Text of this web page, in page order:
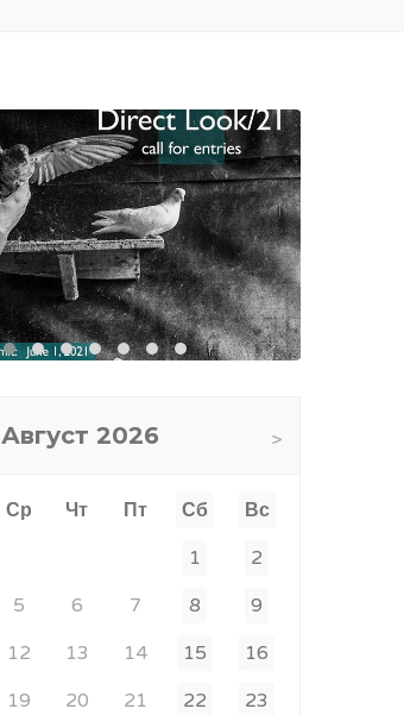
Август 2026
Ср Чт Пт Сб
Вс
1
2
5 6 7 8
9
12 13 14 15
16
19 20 21 22
23